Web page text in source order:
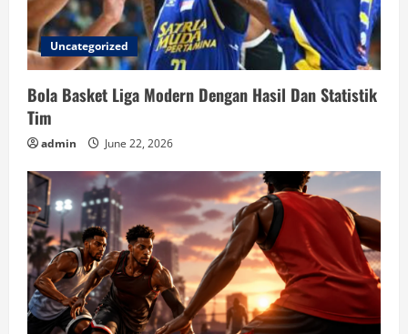
Uncategorized
Bola Basket Liga Modern Dengan Hasil Dan Statistik
Tim
admin June 22, 2026